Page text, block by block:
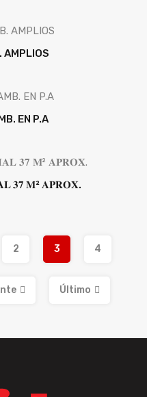
AMPLIOS
EN P.A
𝟑𝟕 𝐌² 𝐀𝐏𝐑𝐎𝐗.
2 3 4
Último